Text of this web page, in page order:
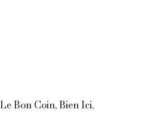
Bon Coin, Bien Ici,